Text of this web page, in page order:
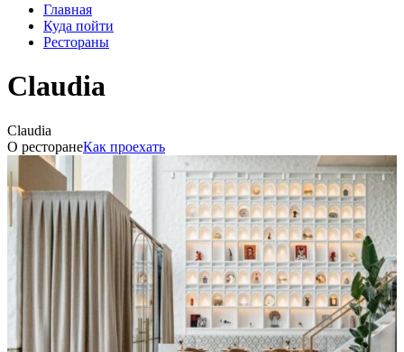
Главная
Куда пойти
Рестораны
Claudia
Claudia
О ресторанеКак проехать